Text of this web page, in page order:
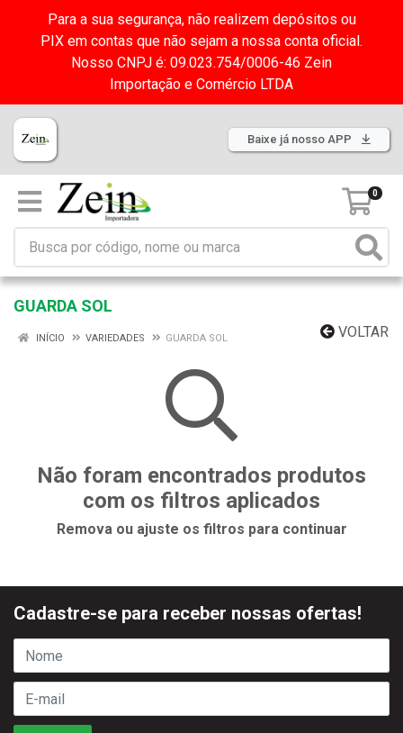
Para a sua segurança, não realizem depósitos ou
PIX em contas que não sejam a nossa conta oficial.
Nosso CNPJ é: 09.023.754/0006-46 Zein
Importação e Comércio LTDA
Baixe já nosso APP
0
GUARDA SOL
VOLTAR
INÍCIO VARIEDADES GUARDA SOL
Não foram encontrados produtos
com os filtros aplicados
Remova ou ajuste os filtros para continuar
Cadastre-se para receber nossas ofertas!